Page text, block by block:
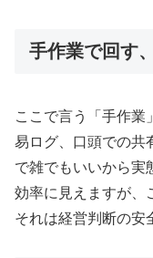
手作業で回す
ここで言う「手作業
易ログ、口頭での共
で雑でもいいから実
効率に見えますが、
それは経営判断の安